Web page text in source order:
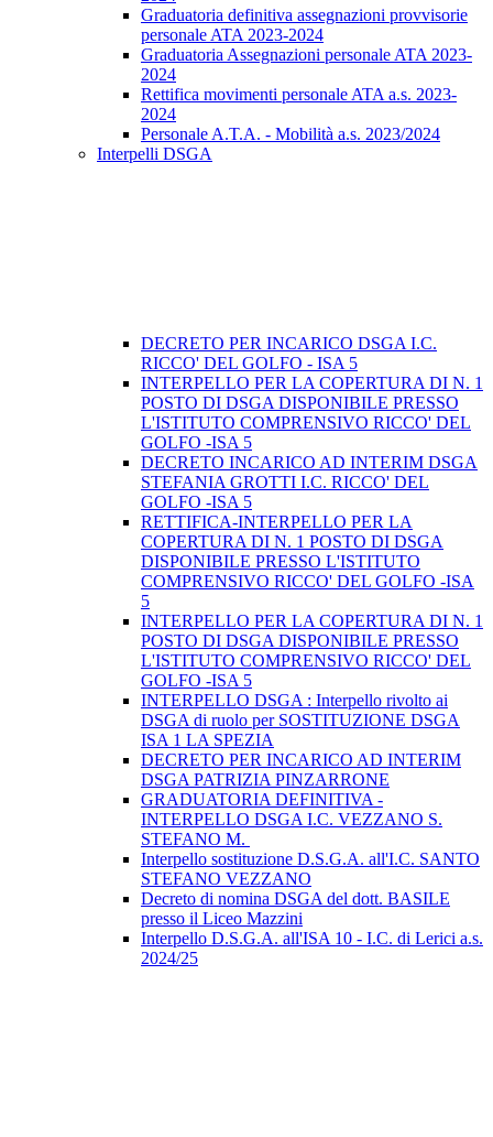
Graduatoria definitiva assegnazioni provvisorie
personale ATA 2023-2024
Graduatoria Assegnazioni personale ATA 2023-
2024
Rettifica movimenti personale ATA a.s. 2023-
2024
Personale A.T.A. - Mobilità a.s. 2023/2024
Interpelli DSGA
DECRETO PER INCARICO DSGA I.C.
RICCO' DEL GOLFO - ISA 5
INTERPELLO PER LA COPERTURA DI N. 1
POSTO DI DSGA DISPONIBILE PRESSO
L'ISTITUTO COMPRENSIVO RICCO' DEL
GOLFO -ISA 5
DECRETO INCARICO AD INTERIM DSGA
STEFANIA GROTTI I.C. RICCO' DEL
GOLFO -ISA 5
RETTIFICA-INTERPELLO PER LA
COPERTURA DI N. 1 POSTO DI DSGA
DISPONIBILE PRESSO L'ISTITUTO
COMPRENSIVO RICCO' DEL GOLFO -ISA
5
INTERPELLO PER LA COPERTURA DI N. 1
POSTO DI DSGA DISPONIBILE PRESSO
L'ISTITUTO COMPRENSIVO RICCO' DEL
GOLFO -ISA 5
INTERPELLO DSGA : Interpello rivolto ai
DSGA di ruolo per SOSTITUZIONE DSGA
ISA 1 LA SPEZIA
DECRETO PER INCARICO AD INTERIM
DSGA PATRIZIA PINZARRONE
GRADUATORIA DEFINITIVA -
INTERPELLO DSGA I.C. VEZZANO S.
STEFANO M.
Interpello sostituzione D.S.G.A. all'I.C. SANTO
STEFANO VEZZANO
Decreto di nomina DSGA del dott. BASILE
presso il Liceo Mazzini
Interpello D.S.G.A. all'ISA 10 - I.C. di Lerici a.s.
2024/25